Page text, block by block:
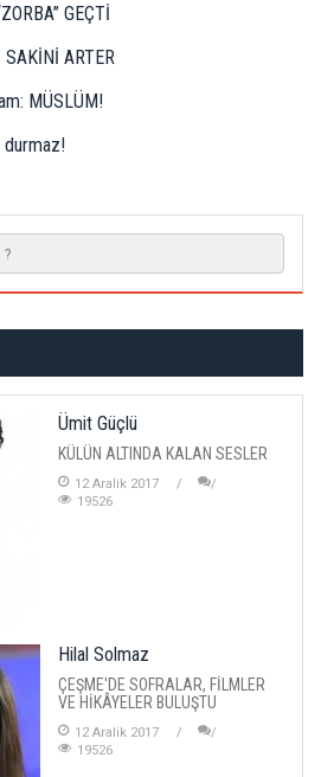
GEÇTİ
ARTER
MÜSLÜM!
durmaz!
Ümit Güçlü
KÜLÜN ALTINDA KALAN SESLER
12 Aralik 2017
19526
Hilal Solmaz
ÇEŞME'DE SOFRALAR, FİLMLER
VE HİKÂYELER BULUŞTU
12 Aralik 2017
19526